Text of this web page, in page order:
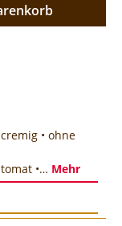
• ohne
•… Mehr